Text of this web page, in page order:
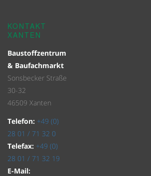
KONTAKT
XANTEN
Baustoffzentrum
& Baufachmarkt
Sonsbecker Straße
30-32
46509 Xanten
Telefon: +49 (0)
28 01 / 71 32 0
Telefax: +49 (0)
28 01 / 71 32 19
E-Mail: